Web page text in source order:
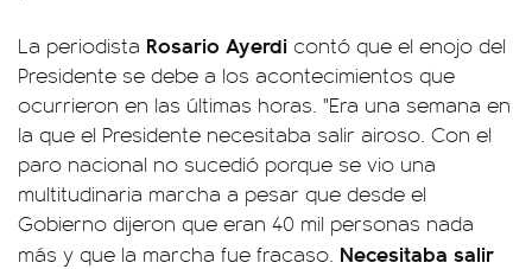
La periodista Rosario Ayerdi contó que el enojo del
Presidente se debe a los acontecimientos que
ocurrieron en las últimas horas. "Era una semana en
la que el Presidente necesitaba salir airoso. Con el
paro nacional no sucedió porque se vio una
multitudinaria marcha a pesar que desde el
Gobierno dijeron que eran 40 mil personas nada
más y que la marcha fue fracaso. Necesitaba salir